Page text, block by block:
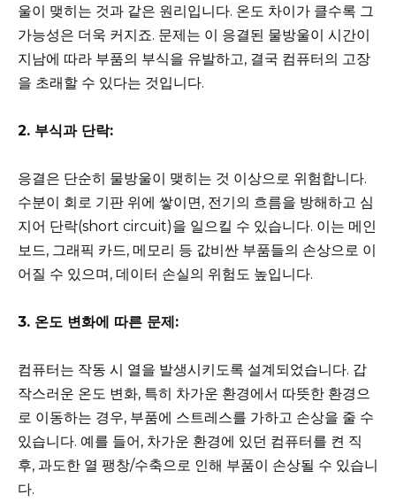
울이 맺히는 것과 같은 원리입니다. 온도 차이가 클수록 그
가능성은 더욱 커지죠. 문제는 이 응결된 물방울이 시간이
지남에 따라 부품의 부식을 유발하고, 결국 컴퓨터의 고장
을 초래할 수 있다는 것입니다.
2. 부식과 단락:
응결은 단순히 물방울이 맺히는 것 이상으로 위험합니다.
수분이 회로 기판 위에 쌓이면, 전기의 흐름을 방해하고 심
지어 단락(short circuit)을 일으킬 수 있습니다. 이는 메인
보드, 그래픽 카드, 메모리 등 값비싼 부품들의 손상으로 이
어질 수 있으며, 데이터 손실의 위험도 높입니다.
3. 온도 변화에 따른 문제:
컴퓨터는 작동 시 열을 발생시키도록 설계되었습니다. 갑
작스러운 온도 변화, 특히 차가운 환경에서 따뜻한 환경으
로 이동하는 경우, 부품에 스트레스를 가하고 손상을 줄 수
있습니다. 예를 들어, 차가운 환경에 있던 컴퓨터를 켠 직
후, 과도한 열 팽창/수축으로 인해 부품이 손상될 수 있습니
다.